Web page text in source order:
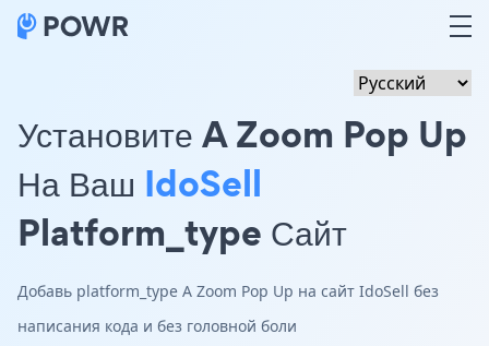
Установите A Zoom Pop Up
На Ваш IdoSell
Platform_type Сайт
Добавь platform_type A Zoom Pop Up на сайт IdoSell без
написания кода и без головной боли